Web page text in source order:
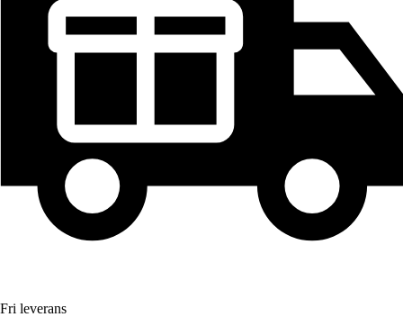
Fri leverans